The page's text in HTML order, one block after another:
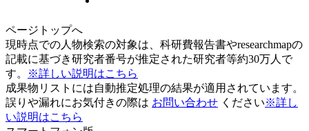
ページトップへ
現時点での人物検索の対象は、科研費報告書やresearchmapの
記載に基づき研究者番号が推定された研究者等約30万人で
す。
※詳しい説明はこちら
成果物リストには自動推定処理の結果が適用されています。
誤りや漏れにお気付きの際は お問い合わせ ください※詳し
い説明はこちら